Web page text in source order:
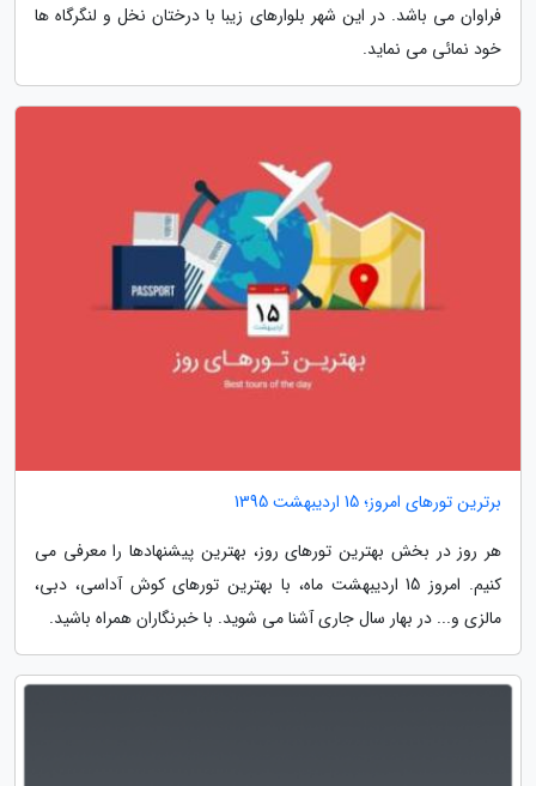
فراوان می باشد. در این شهر بلوارهای زیبا با درختان نخل و لنگرگاه ها
خود نمائی می نماید.
برترین تورهای امروز؛ 15 اردیبهشت 1395
هر روز در بخش بهترین تورهای روز، بهترین پیشنهادها را معرفی می
کنیم. امروز 15 اردیبهشت ماه، با بهترین تورهای کوش آداسی، دبی،
مالزی و... در بهار سال جاری آشنا می شوید. با خبرنگاران همراه باشید.